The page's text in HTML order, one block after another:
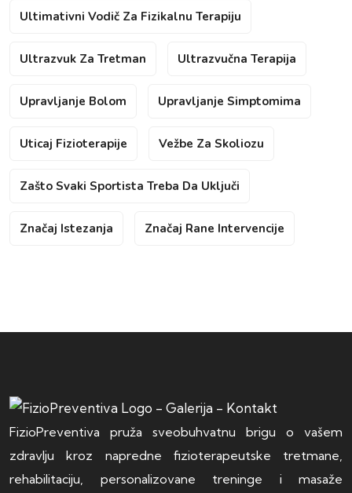
Ultimativni Vodič Za Fizikalnu Terapiju
Ultrazvuk Za Tretman Ultrazvučna Terapija
Upravljanje Bolom Upravljanje Simptomima
Uticaj Fizioterapije Vežbe Za Skoliozu
Zašto Svaki Sportista Treba Da Uključi
Značaj Istezanja Značaj Rane Intervencije
FizioPreventiva pruža sveobuhvatnu brigu o vašem
zdravlju kroz napredne fizioterapeutske tretmane,
rehabilitaciju, personalizovane treninge i masaže